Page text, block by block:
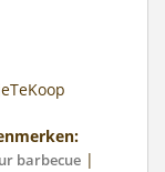
barbecue |